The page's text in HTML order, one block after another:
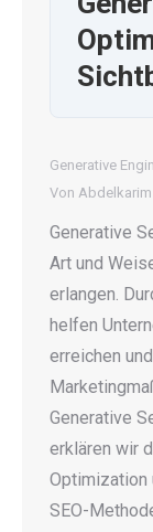
Generative
Von
Generative
Art und
erlangen.
helfen
erreichen
Generative
erklären wir
Optimization
SEO-